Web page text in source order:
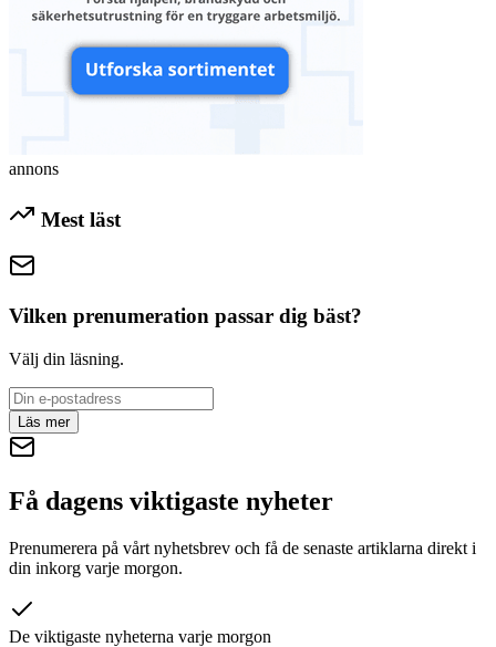
annons
Mest läst
Vilken prenumeration passar dig bäst?
Välj din läsning.
Läs mer
Få dagens viktigaste nyheter
Prenumerera på vårt nyhetsbrev och få de senaste artiklarna direkt i
din inkorg varje morgon.
De viktigaste nyheterna varje morgon